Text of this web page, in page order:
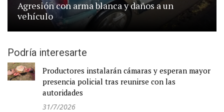
Agresión con arma blanca y daños a un
vehículo
Podría interesarte
Productores instalarán cámaras y esperan mayor
presencia policial tras reunirse con las
autoridades
31/7/2026